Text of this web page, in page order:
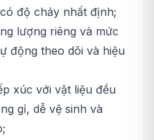
độ chảy nhất định;
lượng riêng và mức
động theo dõi và hiệu
xúc với vật liệu đều
gỉ, dễ vệ sinh và